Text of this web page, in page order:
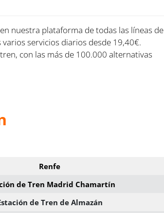
nuestra plataforma de todas las líneas de
servicios diarios desde 19,40€.
con las más de 100.000 alternativas
Renfe
de Tren Madrid Chamartín
de Tren de Almazán